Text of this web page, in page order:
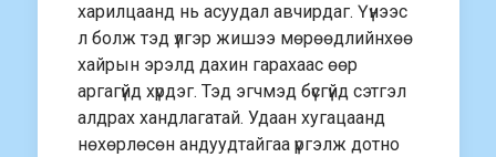
харилцаанд нь асуудал авчирдаг. Үүнээс
л болж тэд үлгэр жишээ мөрөөдлийнхөө
хайрын эрэлд дахин гарахаас өөр
аргагүйд хүрдэг. Тэд эгчмэд бүсгүйд сэтгэл
алдрах хандлагатай. Удаан хугацаанд
нөхөрлөсөн андуудтайгаа үргэлж дотно